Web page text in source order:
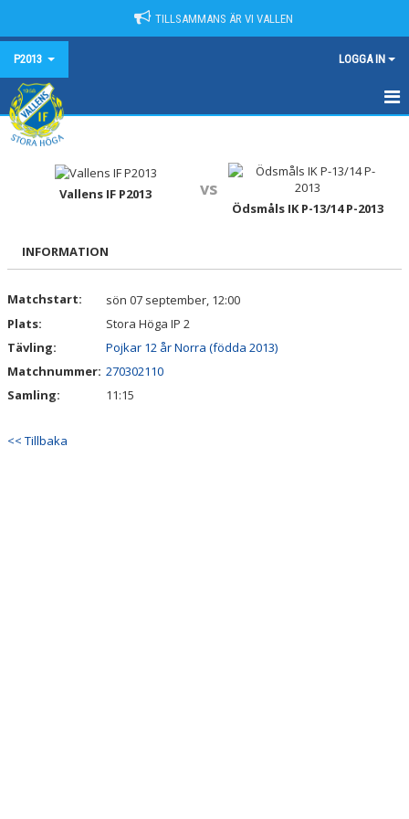
TILLSAMMANS ÄR VI VALLEN
P2013 LOGGA IN
HEM
NYHETER
MATCHER
TRUPPEN
BILDGALLERI
DOKUMENT
Vallens IF P2013 vs
Ödsmåls IK P-13/14 P-2013
INFORMATION
Matchstart:
sön 07 september, 12:00
Plats:
Stora Höga IP 2
Tävling:
Pojkar 12 år Norra (födda 2013)
Matchnummer: 270302110
Samling:
11:15
<< Tillbaka